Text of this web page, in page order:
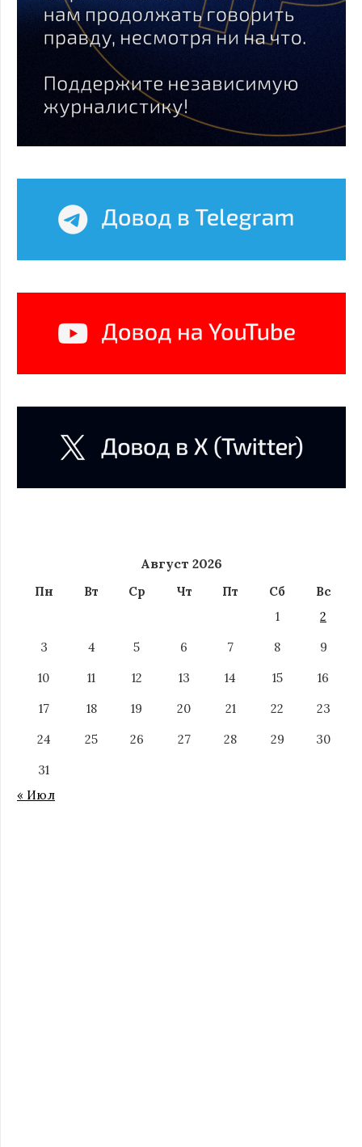
Август 2026
Пн Вт Ср Чт Пт Сб
Вс
1
2
3
4 5 6 7 8
9
10
11 12 13 14 15
16
17
18 19 20 21 22
23
24
25 26 27 28 29
30
31
« Июл